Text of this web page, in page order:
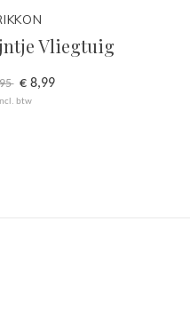
Vliegtuig
€ 8,99
Incl. btw